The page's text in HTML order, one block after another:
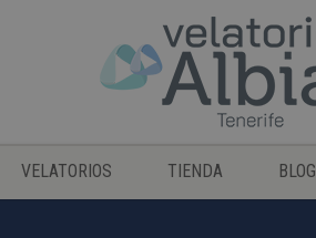
VELATORIOS TIENDA BLOG